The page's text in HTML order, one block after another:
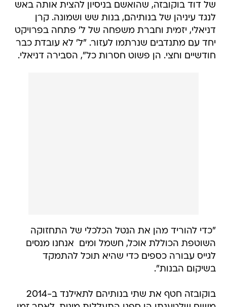
של דוד בוקובזה, שהואשם בניסיון להצית אותה באש
לנגד עיניהן של בנותיהם, בנות שש ושמונה. קרן
דניאלי, יזמית וחברת משפחה של ל' פתחה בפרויקט
יחד עם מתנדבים שנרתמו לעזור. "ל' לא עובדת כבר
חודשיים וחצי. הן פשוט חסרות כל", הסבירה דניאלי.
"כדי להוריד מהן את הנטל הכלכלי של התחזוקה
השוטפת הכוללת אוכל, חשמל ומים  אנחנו מנסים
לגייס עבורה כספים כדי שהיא תוכל להתמקד
בשיקום הבנות".
בוקובזה חטף את שתי בנותיהם לתאילנד ב-2014